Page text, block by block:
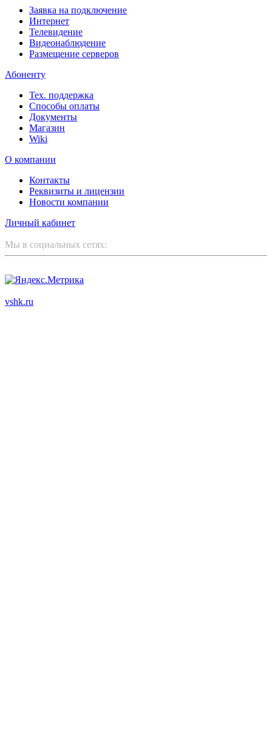
Заявка на подключение
Интернет
Телевидение
Видеонаблюдение
Размещение серверов
Абоненту
Тех. поддержка
Способы оплаты
Документы
Магазин
Wiki
О компании
Контакты
Реквизиты и лицензии
Новости компании
Личный кабинет
Мы в социальных сетях:
vshk.ru